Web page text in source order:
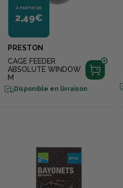
À PARTIR DE
2,49€
PRESTON
CAGE FEEDER
ABSOLUTE WINDOW
M
Disponible en livraison